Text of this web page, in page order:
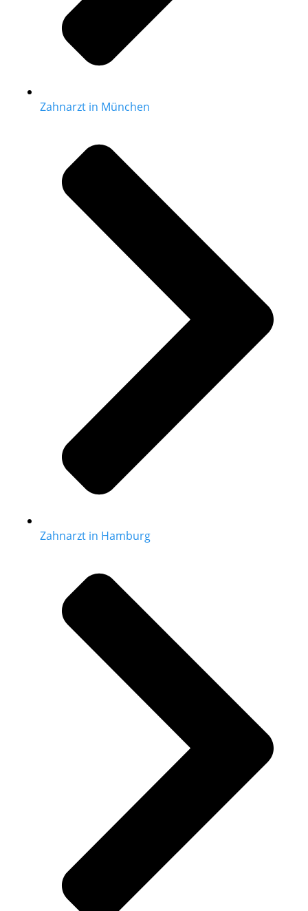
Zahnarzt in München
Zahnarzt in Hamburg